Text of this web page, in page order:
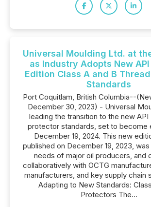
Universal Moulding Ltd. at
as Industry Adopts New API
Edition Class A and B
Standards
Port Coquitlam, British Columbia--
December 30, 2023) - Universal
leading the transition to the new API
protector standards, set to become
December 19, 2024. This new
published on December 19, 2023,
needs of major oil producers, and
collaboratively with OCTG
manufacturers, and key supply chain
Adapting to New Standards:
Protectors The...